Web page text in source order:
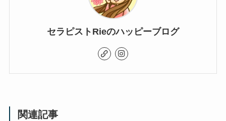
セラピストRieのハッピーブログ
関連記事